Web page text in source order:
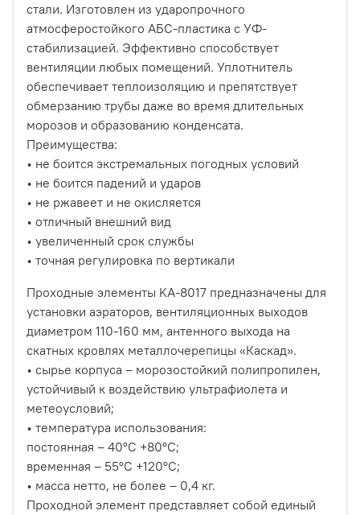
стали. Изготовлен из ударопрочного
атмосферостойкого АБС-пластика с УФ-
стабилизацией. Эффективно способствует
вентиляции любых помещений. Уплотнитель
обеспечивает теплоизоляцию и препятствует
обмерзанию трубы даже во время длительных
морозов и образованию конденсата.
Преимущества:
• не боится экстремальных погодных условий
• не боится падений и ударов
• не ржавеет и не окисляется
• отличный внешний вид
• увеличенный срок службы
• точная регулировка по вертикали
Проходные элементы KA-8017 предназначены для
установки аэраторов, вентиляционных выходов
диаметром 110-160 мм, антенного выхода на
скатных кровлях металлочерепицы «Каскад».
• сырье корпуса – морозостойкий полипропилен,
устойчивый к воздействию ультрафиолета и
метеоусловий;
• температура использования:
постоянная – 40°С +80°С;
временная – 55°С +120°С;
• масса нетто, не более – 0,4 кг.
Проходной элемент представляет собой единый